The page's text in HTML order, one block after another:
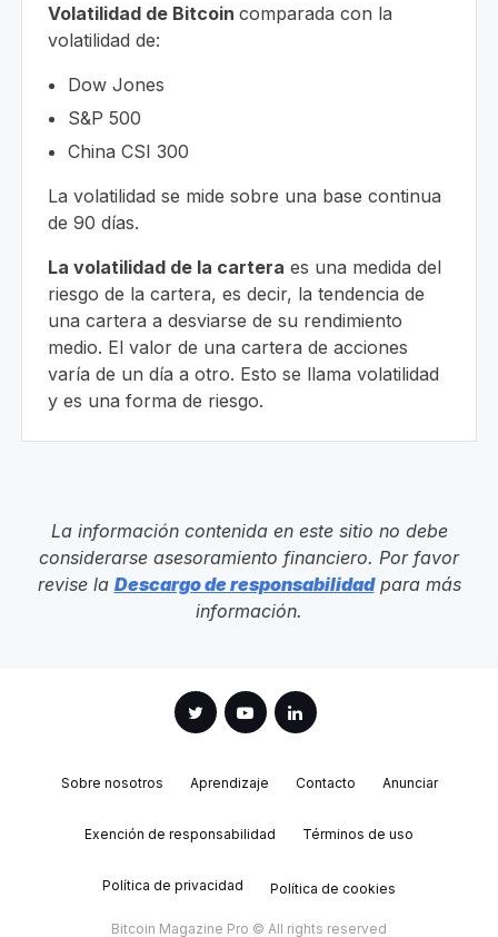
Volatilidad de Bitcoin comparada con la
volatilidad de:
Dow Jones
S&P 500
China CSI 300
La volatilidad se mide sobre una base continua
de 90 días.
La volatilidad de la cartera es una medida del
riesgo de la cartera, es decir, la tendencia de
una cartera a desviarse de su rendimiento
medio. El valor de una cartera de acciones
varía de un día a otro. Esto se llama volatilidad
y es una forma de riesgo.
La información contenida en este sitio no debe
considerarse asesoramiento financiero. Por favor
revise la Descargo de responsabilidadpara más
información.
Sobre nosotros Aprendizaje Contacto Anunciar
Exención de responsabilidad Términos de uso
Política de privacidad Política de cookies
Bitcoin Magazine Pro © All rights reserved